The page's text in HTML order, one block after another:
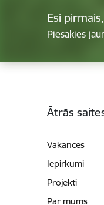
Esi
Piesakies
Ātrās
Vakances
Iepirkumi
Projekti
Par mums